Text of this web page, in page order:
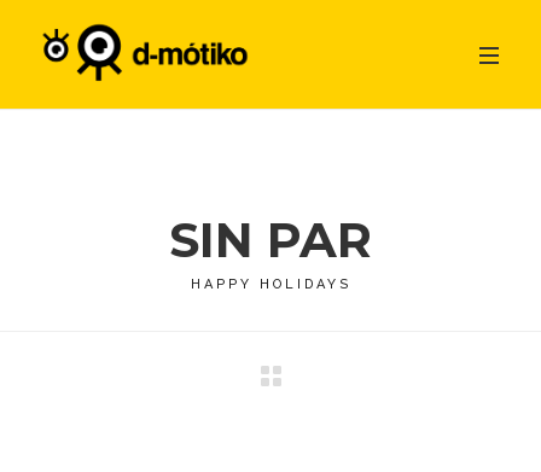
SIN PAR
HAPPY HOLIDAYS